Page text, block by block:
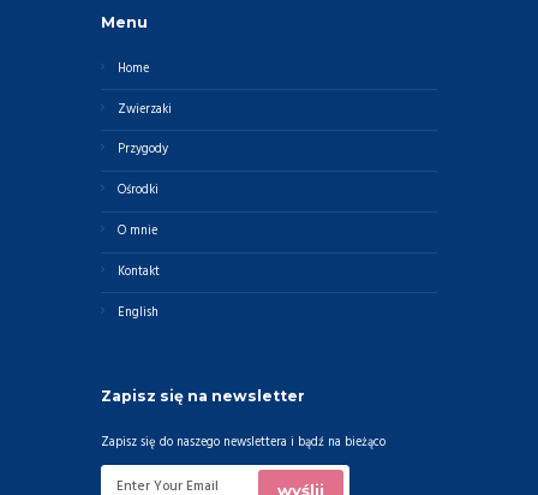
Menu
Home
Zwierzaki
Przygody
Ośrodki
O mnie
Kontakt
English
Zapisz się na newsletter
Zapisz się do naszego newslettera i bądź na bieżąco